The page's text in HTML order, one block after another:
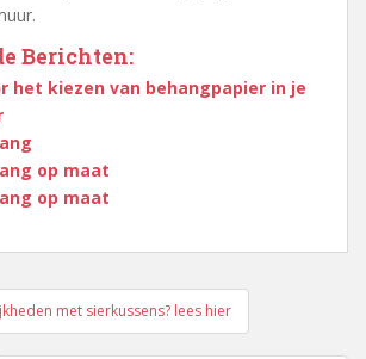
Berichten:
het kiezen van behangpapier in je
op maat
op maat
met sierkussens? lees hier